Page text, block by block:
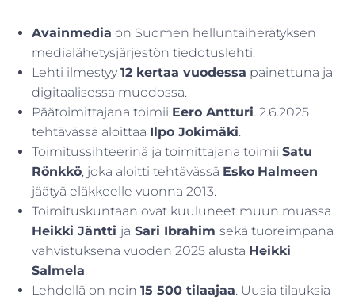
Avainmedia on Suomen helluntaiherätyksen
medialähetysjärjestön tiedotuslehti.
Lehti ilmestyy 12 kertaa vuodessa painettuna ja
digitaalisessa muodossa.
Päätoimittajana toimii Eero Antturi. 2.6.2025
tehtävässä aloittaa Ilpo Jokimäki.
Toimitussihteerinä ja toimittajana toimii Satu
Rönkkö, joka aloitti tehtävässä Esko Halmeen
jäätyä eläkkeelle vuonna 2013.
Toimituskuntaan ovat kuuluneet muun muassa
Heikki Jäntti ja Sari Ibrahim sekä tuoreimpana
vahvistuksena vuoden 2025 alusta Heikki
Salmela.
Lehdellä on noin 15 500 tilaajaa. Uusia tilauksia